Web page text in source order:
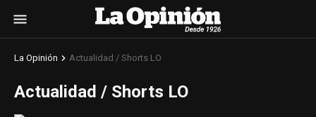
La Opinión Actualidad / Shorts LO
Actualidad / Shorts LO